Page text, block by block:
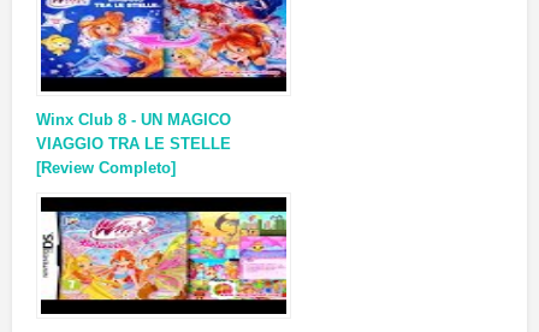
Winx Club 8 - UN MAGICO
VIAGGIO TRA LE STELLE
[Review Completo]